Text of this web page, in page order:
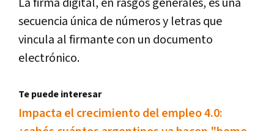
secuencia única de números y letras que
vincula al firmante con un documento
electrónico.
Te puede interesar
Impacta el crecimiento del empleo 4.0: